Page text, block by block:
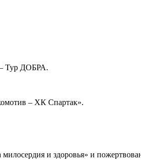
Тур ДОБРА.
– ХК Спартак».
и здоровья» и